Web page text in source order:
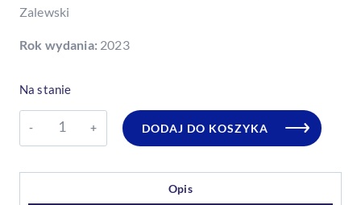
Zalewski
Rok wydania: 2023
Na stanie
ilość
DODAJ DO KOSZYKA
Opis